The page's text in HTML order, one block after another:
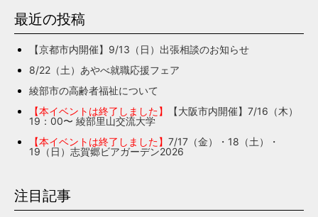
最近の投稿
【京都市内開催】9/13（日）出張相談のお知らせ
8/22（土）あやべ就職応援フェア
綾部市の高齢者福祉について
【本イベントは終了しました】
【大阪市内開催】7/16（木）
19：00〜 綾部里山交流大学
【本イベントは終了しました】 7/17（金）・18（土）・
19（日）志賀郷ビアガーデン2026
注目記事